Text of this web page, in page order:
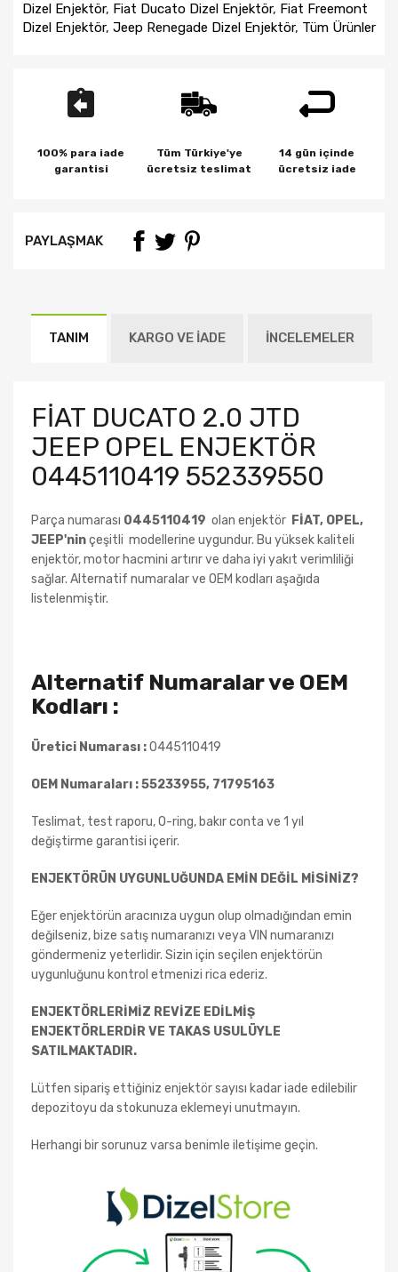
Dizel Enjektör, Fiat Ducato Dizel Enjektör, Fiat Freemont
Dizel Enjektör, Jeep Renegade Dizel Enjektör, Tüm Ürünler
100% para iade
garantisi
Tüm Türkiye'ye
ücretsiz teslimat
14 gün içinde
ücretsiz iade
PAYLAŞMAK
TANIM KARGO VE İADE İNCELEMELER
FİAT DUCATO 2.0 JTD
JEEP OPEL ENJEKTÖR
0445110419 552339550
Parça numarası 0445110419 olan enjektör FİAT, OPEL,
JEEP'ninçeşitli modellerine uygundur. Bu yüksek kaliteli
enjektör, motor hacmini artırır ve daha iyi yakıt verimliliği
sağlar. Alternatif numaralar ve OEM kodları aşağıda
listelenmiştir.
Alternatif Numaralar ve OEM
Kodları :
Üretici Numarası :0445110419
OEM Numaraları :55233955, 71795163
Teslimat, test raporu, O-ring, bakır conta ve 1 yıl
değiştirme garantisi içerir.
ENJEKTÖRÜN UYGUNLUĞUNDA EMİN DEĞİL MİSİNİZ?
Eğer enjektörün aracınıza uygun olup olmadığından emin
değilseniz, bize satış numaranızı veya VIN numaranızı
göndermeniz yeterlidir. Sizin için seçilen enjektörün
uygunluğunu kontrol etmenizi rica ederiz.
ENJEKTÖRLERİMİZ REVİZE EDİLMİŞ
ENJEKTÖRLERDİR VE TAKAS USULÜYLE
SATILMAKTADIR.
Lütfen sipariş ettiğiniz enjektör sayısı kadar iade edilebilir
depozitoyu da stokunuza eklemeyi unutmayın.
Herhangi bir sorunuz varsa benimle iletişime geçin.